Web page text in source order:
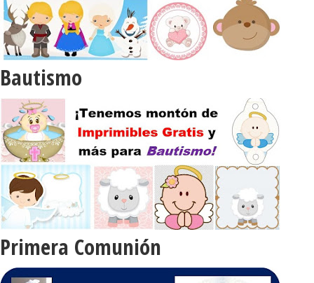
Bautismo
Primera Comunión